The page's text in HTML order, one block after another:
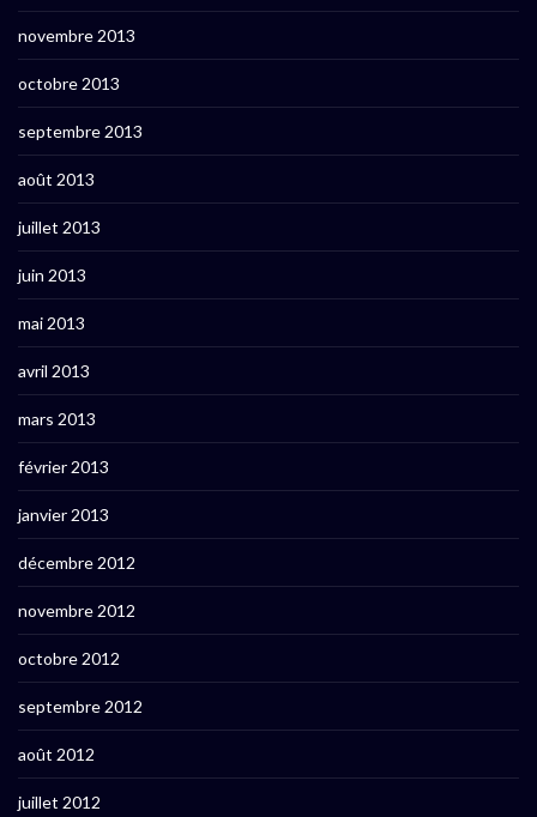
novembre 2013
octobre 2013
septembre 2013
août 2013
juillet 2013
juin 2013
mai 2013
avril 2013
mars 2013
février 2013
janvier 2013
décembre 2012
novembre 2012
octobre 2012
septembre 2012
août 2012
juillet 2012